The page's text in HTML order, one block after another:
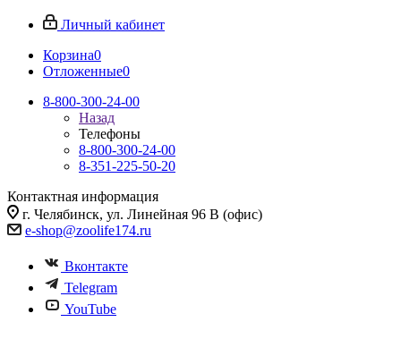
Личный кабинет
Корзина0
Отложенные0
8-800-300-24-00
Назад
Телефоны
8-800-300-24-00
8-351-225-50-20
Контактная информация
г. Челябинск, ул. Линейная 96 В (офис)
e-shop@zoolife174.ru
Вконтакте
Telegram
YouTube